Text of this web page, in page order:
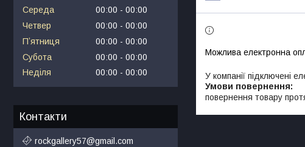
У компанії підключені
повернення товару
Середа
00:00
00:00
Четвер
00:00
00:00
Пʼятниця
00:00
00:00
Субота
00:00
00:00
Неділя
00:00 00:00
Контакти
rockgallery57@gmail.com